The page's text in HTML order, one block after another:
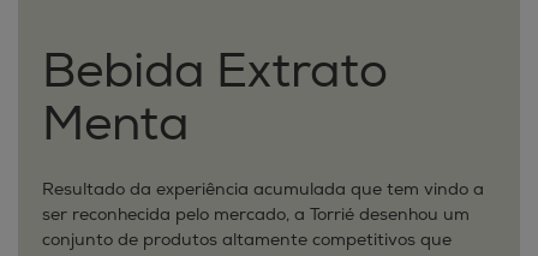
Bebida Extrato
Menta
Resultado da experiência acumulada que tem vindo a
ser reconhecida pelo mercado, a Torrié desenhou um
conjunto de produtos altamente competitivos que